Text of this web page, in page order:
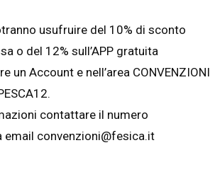
usufruire del 10% di sconto
o del 12% sull’APP gratuita
un Account e nell’area CONVENZIONI
contattare il numero
convenzioni@fesica.it